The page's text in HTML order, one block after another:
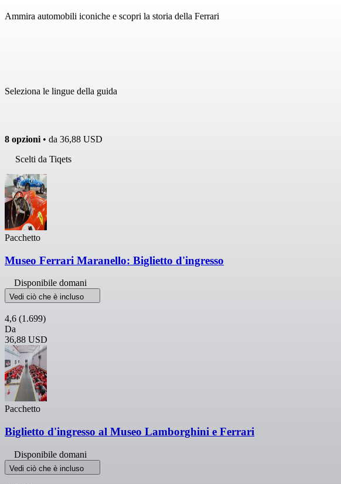
Ammira automobili iconiche e scopri la storia della Ferrari
Seleziona le lingue della guida
8 opzioni • da 36,88 USD
Scelti da Tiqets
Pacchetto
Museo Ferrari Maranello: Biglietto d'ingresso
Disponibile domani
Vedi ciò che è incluso
4,6 (1.699)
Da
36,88 USD
Pacchetto
Biglietto d'ingresso al Museo Lamborghini e Ferrari
Disponibile domani
Vedi ciò che è incluso